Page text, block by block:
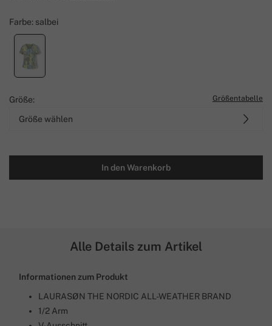
Farbe: salbei
Größe: Größentabelle
Größe wählen
In den Warenkorb
Alle Details zum Artikel
Informationen zum Produkt
LAURASØN THE NORDIC ALL-WEATHER BRAND
1/2 Arm